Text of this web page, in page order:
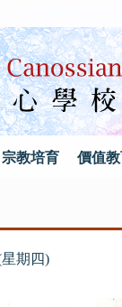
宗教培育 價值
星期四)